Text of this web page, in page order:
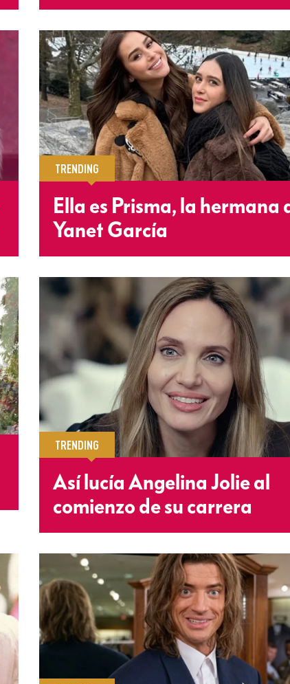
TRENDING
Ella es Prisma, la hermana
Yanet García
TRENDING
Así lucía Angelina Jolie al
comienzo de su carrera